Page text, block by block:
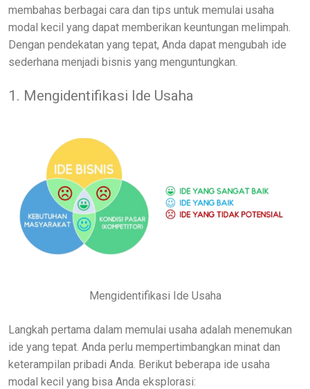
membahas berbagai cara dan tips untuk memulai usaha
modal kecil yang dapat memberikan keuntungan melimpah.
Dengan pendekatan yang tepat, Anda dapat mengubah ide
sederhana menjadi bisnis yang menguntungkan.
1. Mengidentifikasi Ide Usaha
Mengidentifikasi Ide Usaha
Langkah pertama dalam memulai usaha adalah menemukan
ide yang tepat. Anda perlu mempertimbangkan minat dan
keterampilan pribadi Anda. Berikut beberapa ide usaha
modal kecil yang bisa Anda eksplorasi: